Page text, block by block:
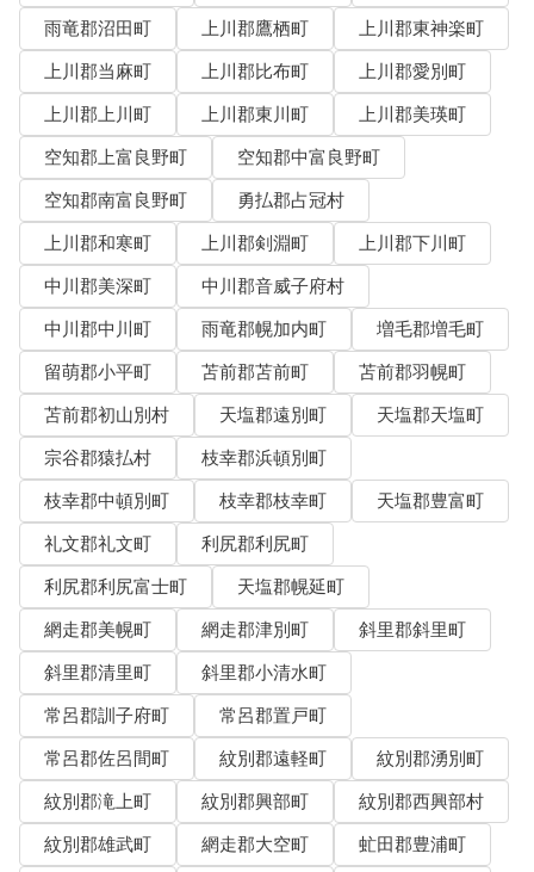
雨竜郡沼田町
上川郡鷹栖町
上川郡東神楽町
上川郡当麻町
上川郡比布町
上川郡愛別町
上川郡上川町
上川郡東川町
上川郡美瑛町
空知郡上富良野町
空知郡中富良野町
空知郡南富良野町
勇払郡占冠村
上川郡和寒町
上川郡剣淵町
上川郡下川町
中川郡美深町
中川郡音威子府村
中川郡中川町
雨竜郡幌加内町
増毛郡増毛町
留萌郡小平町
苫前郡苫前町
苫前郡羽幌町
苫前郡初山別村
天塩郡遠別町
天塩郡天塩町
宗谷郡猿払村
枝幸郡浜頓別町
枝幸郡中頓別町
枝幸郡枝幸町
天塩郡豊富町
礼文郡礼文町
利尻郡利尻町
利尻郡利尻富士町
天塩郡幌延町
網走郡美幌町
網走郡津別町
斜里郡斜里町
斜里郡清里町
斜里郡小清水町
常呂郡訓子府町
常呂郡置戸町
常呂郡佐呂間町
紋別郡遠軽町
紋別郡湧別町
紋別郡滝上町
紋別郡興部町
紋別郡西興部村
紋別郡雄武町
網走郡大空町
虻田郡豊浦町